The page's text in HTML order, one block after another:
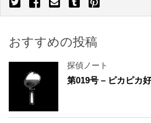
おすすめの投稿
探偵ノート
第019号 – ピカピカ